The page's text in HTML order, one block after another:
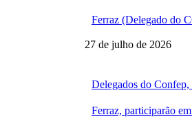
Ferraz (Delegado do
27 de julho de 2026
Delegados do Confep,
Ferraz, participarão